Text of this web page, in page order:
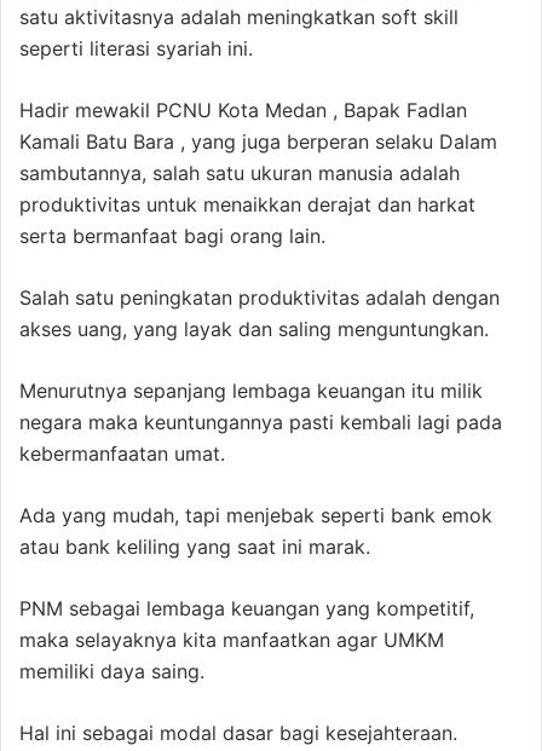
satu aktivitasnya adalah meningkatkan soft skill
seperti literasi syariah ini.
Hadir mewakil PCNU Kota Medan , Bapak Fadlan
Kamali Batu Bara , yang juga berperan selaku Dalam
sambutannya, salah satu ukuran manusia adalah
produktivitas untuk menaikkan derajat dan harkat
serta bermanfaat bagi orang lain.
Salah satu peningkatan produktivitas adalah dengan
akses uang, yang layak dan saling menguntungkan.
Menurutnya sepanjang lembaga keuangan itu milik
negara maka keuntungannya pasti kembali lagi pada
kebermanfaatan umat.
Ada yang mudah, tapi menjebak seperti bank emok
atau bank keliling yang saat ini marak.
PNM sebagai lembaga keuangan yang kompetitif,
maka selayaknya kita manfaatkan agar UMKM
memiliki daya saing.
Hal ini sebagai modal dasar bagi kesejahteraan.